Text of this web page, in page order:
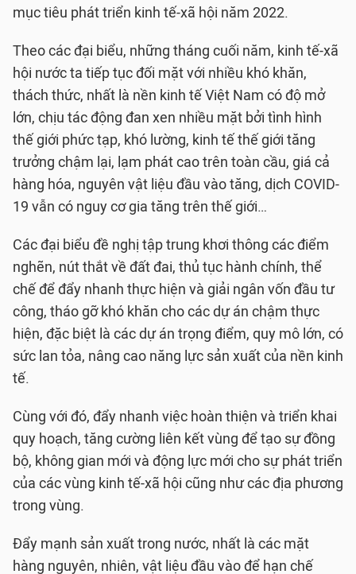
mục tiêu phát triển kinh tế-xã hội năm 2022.
Theo các đại biểu, những tháng cuối năm, kinh tế-xã
hội nước ta tiếp tục đối mặt với nhiều khó khăn,
thách thức, nhất là nền kinh tế Việt Nam có độ mở
lớn, chịu tác động đan xen nhiều mặt bởi tình hình
thế giới phức tạp, khó lường, kinh tế thế giới tăng
trưởng chậm lại, lạm phát cao trên toàn cầu, giá cả
hàng hóa, nguyên vật liệu đầu vào tăng, dịch COVID-
19 vẫn có nguy cơ gia tăng trên thế giới…
Các đại biểu đề nghị tập trung khơi thông các điểm
nghẽn, nút thắt về đất đai, thủ tục hành chính, thể
chế để đẩy nhanh thực hiện và giải ngân vốn đầu tư
công, tháo gỡ khó khăn cho các dự án chậm thực
hiện, đặc biệt là các dự án trọng điểm, quy mô lớn, có
sức lan tỏa, nâng cao năng lực sản xuất của nền kinh
tế.
Cùng với đó, đẩy nhanh việc hoàn thiện và triển khai
quy hoạch, tăng cường liên kết vùng để tạo sự đồng
bộ, không gian mới và động lực mới cho sự phát triển
của các vùng kinh tế-xã hội cũng như các địa phương
trong vùng.
Đẩy mạnh sản xuất trong nước, nhất là các mặt
hàng nguyên, nhiên, vật liệu đầu vào để hạn chế